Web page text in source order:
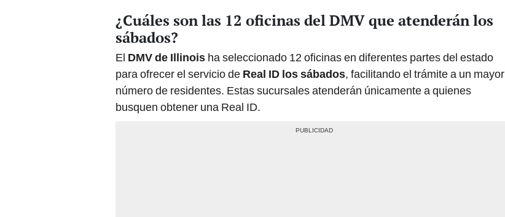
¿Cuáles son las 12 oficinas del DMV que atenderán los
sábados?
El DMV de Illinois ha seleccionado 12 oficinas en diferentes partes del estado
para ofrecer el servicio de Real ID los sábados, facilitando el trámite a un mayor
número de residentes. Estas sucursales atenderán únicamente a quienes
busquen obtener una Real ID.